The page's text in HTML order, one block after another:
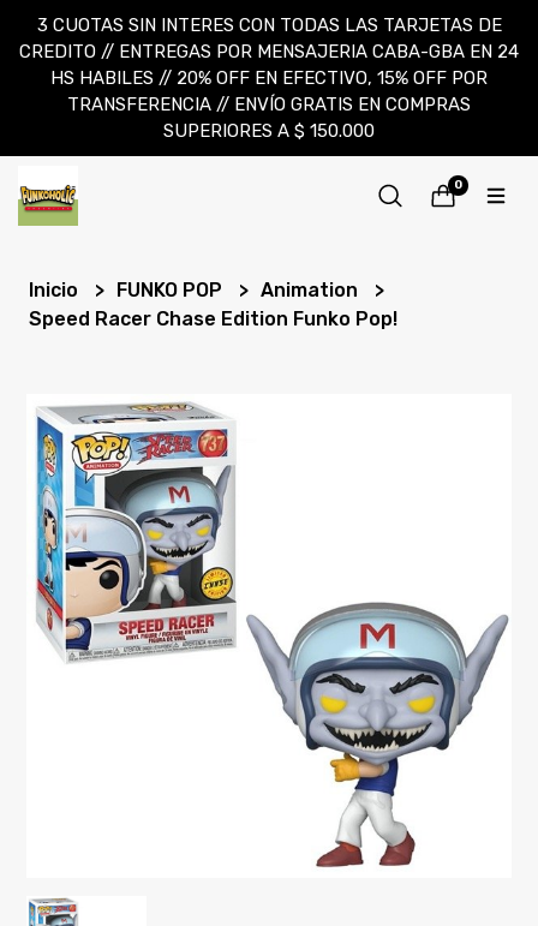
3 CUOTAS SIN INTERES CON TODAS LAS TARJETAS DE
CREDITO // ENTREGAS POR MENSAJERIA CABA-GBA EN 24
HS HABILES // 20% OFF EN EFECTIVO, 15% OFF POR
TRANSFERENCIA // ENVÍO GRATIS EN COMPRAS
SUPERIORES A $ 150.000
0
Inicio FUNKO POP
Animation
Speed Racer Chase Edition Funko Pop!